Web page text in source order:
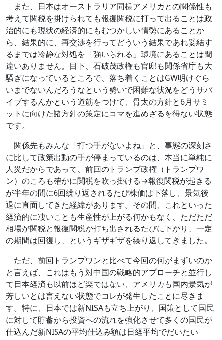
また、日本はオーストラリア同様アメリカとの関係性も
考えて関税を掛けられても報復関税に打って出ることは政
治的にも現状の経済的にもむつかしい情勢にあることか
ら、結果的に、再交渉を行ってどういう結果であれ妥結す
るまでは冷静な対処を「強いられる」環境にあることは間
違いありません。目下、石破茂政権も官邸も関係省庁も大
騒ぎになっているところで、落ち着くことはGW明けぐら
いまでないんだろうなという勢いで困難な状況をどうサバ
イブするんかという道筋をつけて、骨太の方針と6月サミ
ットに向けた諸方針の策定にコマを進めざるを得ない状態
です。
関係先もみんな「打つ手がないよね」と、事態の深刻さ
に比して政策出動の手が停まっているのは、本当に単純に
人災だからであって、前回のトランプ政権（トランプワ
ン）のころも確かに関税を吹っ掛ける→報復関税が起きる
が半年の間に6回繰り返されるたび株価は下落し、景気後
退に直面してきた経緯があります。その間、これといった
経済的に凄いことも生産性が上がる何かもなく、ただただ
相場が関税と報復関税が打ち出されるたびに下がり、一定
の期間は回復し、というギザギザを繰り返してきました。
ただ、前回トランプワンと比べて今回の何がまずいのか
と言えば、これはもう対中国の戦略的アプローチと並行し
て日本経済も以前ほど楽ではない、アメリカも国内景気が
芳しいとは言えない状態でコレが発生したことに尽きま
す。特に、日本では新NISAも立ち上がり、国策として国民
に対して貯蓄から投資への流れを強化させて多くの国民が
仕込んだ新NISAの平均仕込み額は日経平均でだいたい